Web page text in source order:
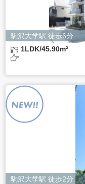
駒沢大学駅 徒歩6分
1LDK/45.90m²
駒沢大学駅 徒歩2分